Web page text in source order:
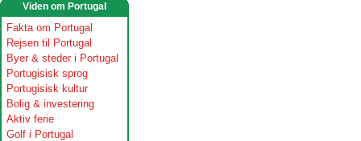
Viden om Portugal
Fakta om Portugal
Rejsen til Portugal
Byer & steder i Portugal
Portugisisk sprog
Portugisisk kultur
Bolig & investering
Aktiv ferie
Golf i Portugal